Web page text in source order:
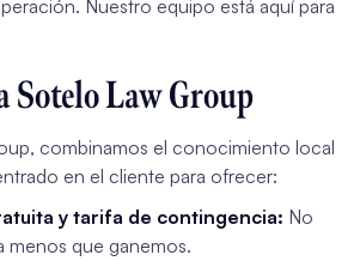
Nuestro equipo está aquí para
Sotelo Law Group
combinamos el conocimiento local
en el cliente para ofrecer:
y tarifa de contingencia: No
menos que ganemos.